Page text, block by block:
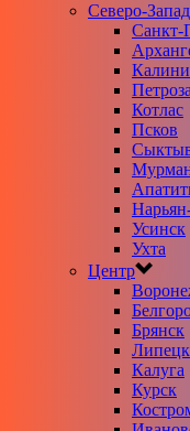
Северо-Запад
Санкт-
Котлас
Псков
Усинск
Ухта
Центр
Брянск
Липецк
Калуга
Курск